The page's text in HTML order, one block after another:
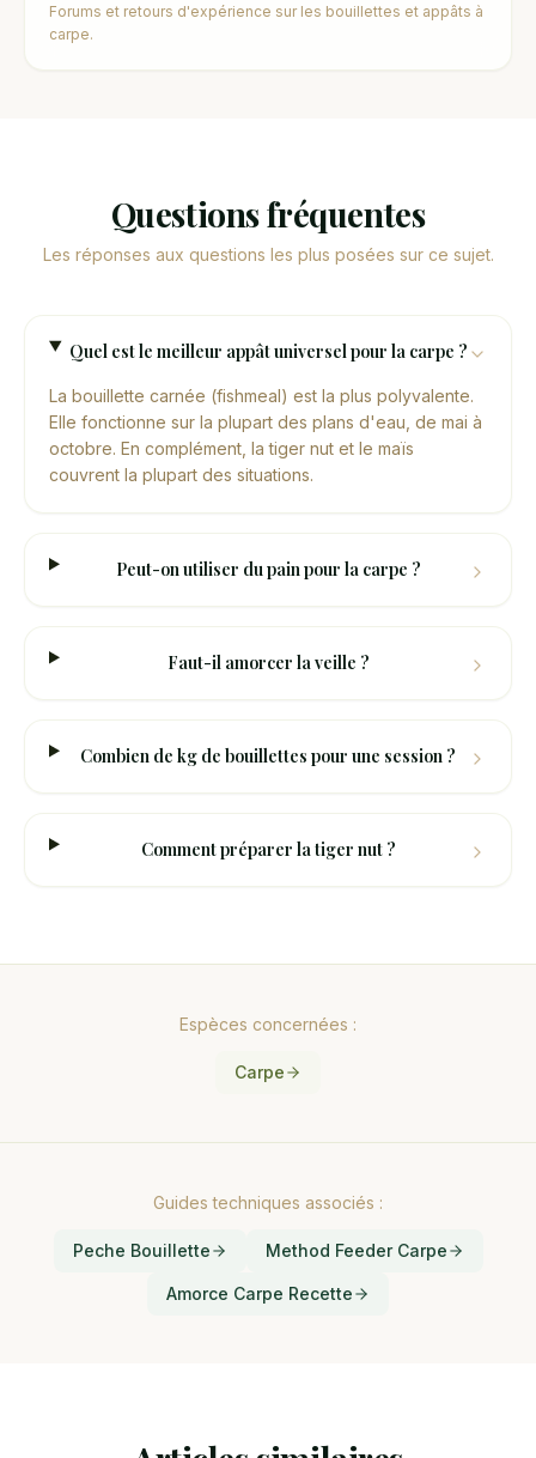
Forums et retours d'expérience sur les bouillettes et appâts à
carpe.
Questions fréquentes
Les réponses aux questions les plus posées sur ce sujet.
Quel est le meilleur appât universel pour la carpe ?
La bouillette carnée (fishmeal) est la plus polyvalente.
Elle fonctionne sur la plupart des plans d'eau, de mai à
octobre. En complément, la tiger nut et le maïs
couvrent la plupart des situations.
Peut-on utiliser du pain pour la carpe ?
Faut-il amorcer la veille ?
Combien de kg de bouillettes pour une session ?
Comment préparer la tiger nut ?
Espèces concernées :
Carpe
Guides techniques associés :
Peche Bouillette Method Feeder Carpe
Amorce Carpe Recette